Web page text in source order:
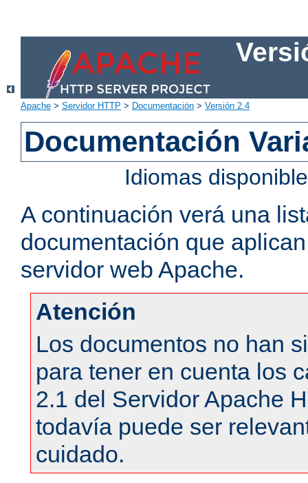
Apache > Servidor HTTP > Documentación > Versión 2.4
Documentación
Idiomas
A continuación verá una
documentación que
servidor web Apache.
Atención
Los documentos no han
para tener en cuenta los
2.1 del Servidor Apache
todavía puede ser
cuidado.